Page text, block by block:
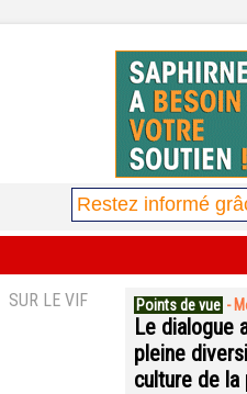
SUR LE VIF Points de vue -
Le dialogue
pleine
culture de